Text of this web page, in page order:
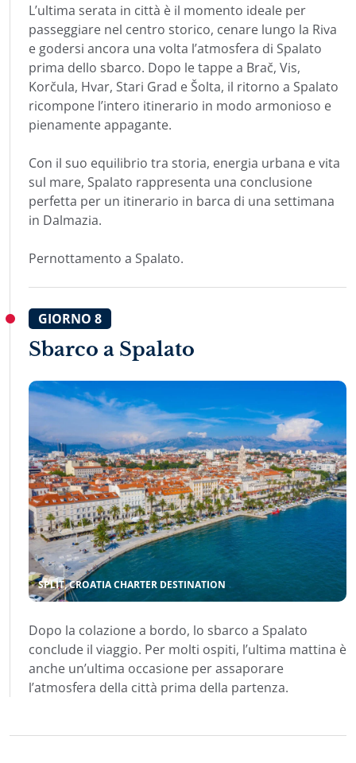
L’ultima serata in città è il momento ideale per
passeggiare nel centro storico, cenare lungo la Riva
e godersi ancora una volta l’atmosfera di Spalato
prima dello sbarco. Dopo le tappe a Brač, Vis,
Korčula, Hvar, Stari Grad e Šolta, il ritorno a Spalato
ricompone l’intero itinerario in modo armonioso e
pienamente appagante.
Con il suo equilibrio tra storia, energia urbana e vita
sul mare, Spalato rappresenta una conclusione
perfetta per un itinerario in barca di una settimana
in Dalmazia.
Pernottamento a Spalato.
GIORNO 8
Sbarco a Spalato
SPLIT, CROATIA CHARTER DESTINATION
Dopo la colazione a bordo, lo sbarco a Spalato
conclude il viaggio. Per molti ospiti, l’ultima mattina è
anche un’ultima occasione per assaporare
l’atmosfera della città prima della partenza.